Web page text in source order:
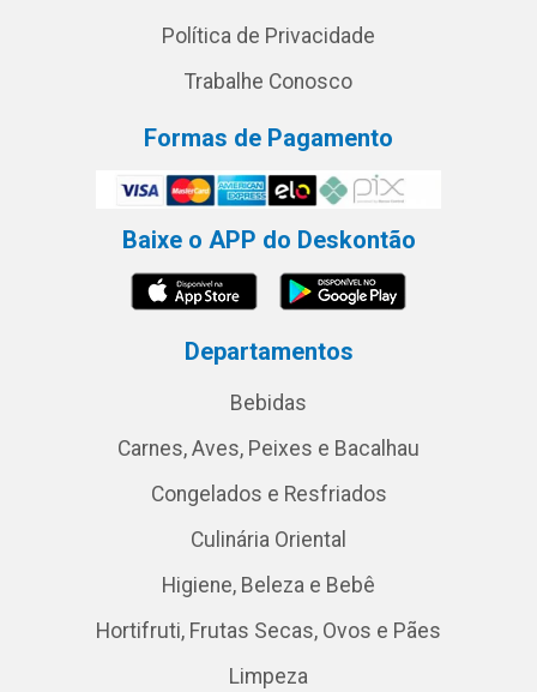
Política de Privacidade
Trabalhe Conosco
Formas de Pagamento
Baixe o APP do Deskontão
Departamentos
Bebidas
Carnes, Aves, Peixes e Bacalhau
Congelados e Resfriados
Culinária Oriental
Higiene, Beleza e Bebê
Hortifruti, Frutas Secas, Ovos e Pães
Limpeza